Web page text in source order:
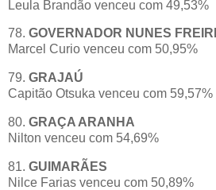
Leula Brandão venceu com 49,53%
78. GOVERNADOR NUNES
Marcel Curio venceu com 50,95%
79. GRAJAÚ
Capitão Otsuka venceu com 59,57%
80. GRAÇA ARANHA
Nilton venceu com 54,69%
81. GUIMARÃES
Nilce Farias venceu com 50,89%